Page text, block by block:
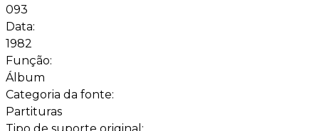
093
Data:
1982
Função:
Álbum
Categoria da fonte:
Partituras
Tipo de suporte original: